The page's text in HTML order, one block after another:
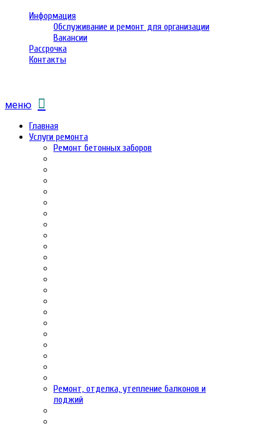
Информация
Обслуживание и ремонт для организации
Вакансии
Рассрочка
Контакты
меню
Главная
Услуги ремонта
Ремонт бетонных заборов
Ремонт, отделка, утепление балконов и
лоджий